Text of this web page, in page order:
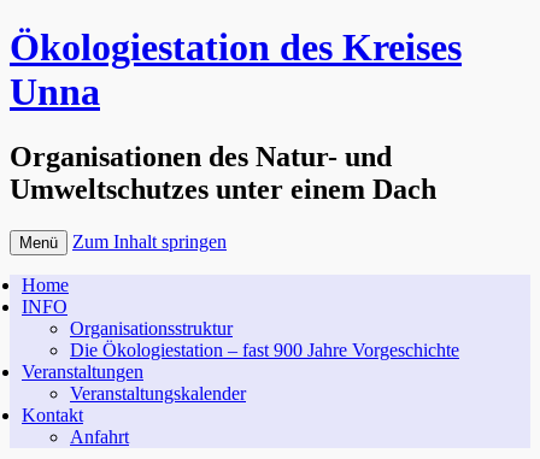
Ökologiestation des Kreises
Unna
Organisationen des Natur- und
Umweltschutzes unter einem Dach
Menü Zum Inhalt springen
Home
INFO
Organisationsstruktur
Die Ökologiestation – fast 900 Jahre Vorgeschichte
Veranstaltungen
Veranstaltungskalender
Kontakt
Anfahrt